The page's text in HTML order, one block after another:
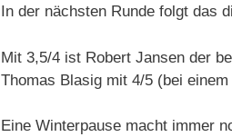
In der nächsten Runde folgt das
Mit 3,5/4 ist Robert Jansen der
Thomas Blasig mit 4/5 (bei
Eine Winterpause macht immer